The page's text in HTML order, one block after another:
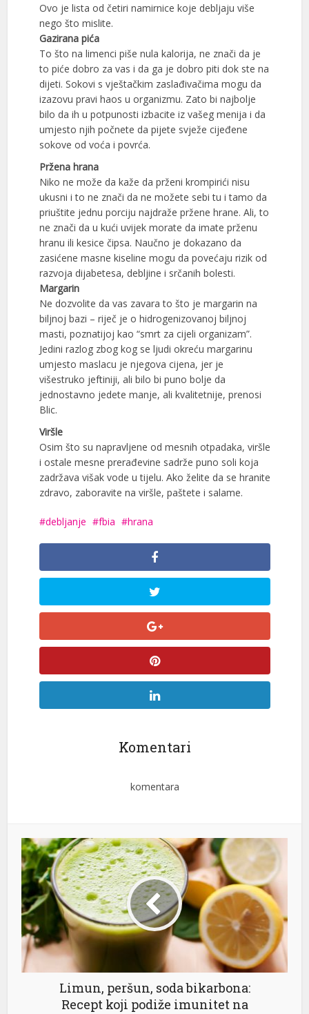
Ovo je lista od četiri namirnice koje debljaju više
nego što mislite.
Gazirana pića
To što na limenci piše nula kalorija, ne znači da je
to piće dobro za vas i da ga je dobro piti dok ste na
dijeti. Sokovi s vještačkim zaslađivačima mogu da
izazovu pravi haos u organizmu. Zato bi najbolje
bilo da ih u potpunosti izbacite iz vašeg menija i da
umjesto njih počnete da pijete svježe cijeđene
sokove od voća i povrća.
Pržena hrana
Niko ne može da kaže da prženi krompirići nisu
ukusni i to ne znači da ne možete sebi tu i tamo da
priuštite jednu porciju najdraže pržene hrane. Ali, to
ne znači da u kući uvijek morate da imate prženu
hranu ili kesice čipsa. Naučno je dokazano da
zasićene masne kiseline mogu da povećaju rizik od
razvoja dijabetesa, debljine i srčanih bolesti.
Margarin
Ne dozvolite da vas zavara to što je margarin na
biljnoj bazi – riječ je o hidrogenizovanoj biljnoj
masti, poznatijoj kao “smrt za cijeli organizam”.
Jedini razlog zbog kog se ljudi okreću margarinu
umjesto maslacu je njegova cijena, jer je
višestruko jeftiniji, ali bilo bi puno bolje da
jednostavno jedete manje, ali kvalitetnije, prenosi
Blic.
Viršle
Osim što su napravljene od mesnih otpadaka, viršle
i ostale mesne prerađevine sadrže puno soli koja
zadržava višak vode u tijelu. Ako želite da se hranite
zdravo, zaboravite na viršle, paštete i salame.
debljanje fbia hrana
Komentari
komentara
Limun, peršun, soda bikarbona:
Recept koji podiže imunitet na